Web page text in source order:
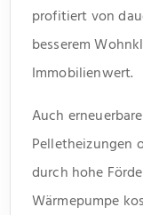
profitiert von
besserem
Immobilienwert.
Auch
Pelletheizungen
durch hohe
Wärmepumpe